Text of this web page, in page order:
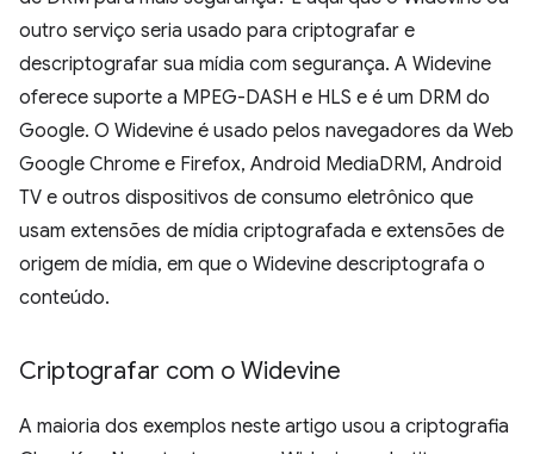
outro serviço seria usado para criptografar e
descriptografar sua mídia com segurança. A Widevine
oferece suporte a MPEG-DASH e HLS e é um DRM do
Google. O Widevine é usado pelos navegadores da Web
Google Chrome e Firefox, Android MediaDRM, Android
TV e outros dispositivos de consumo eletrônico que
usam extensões de mídia criptografada e extensões de
origem de mídia, em que o Widevine descriptografa o
conteúdo.
Criptografar com o Widevine
A maioria dos exemplos neste artigo usou a criptografia